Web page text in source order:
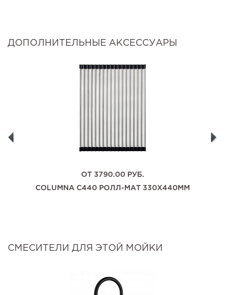
ДОПОЛНИТЕЛЬНЫЕ АКСЕССУАРЫ
ОТ 3790.00РУБ.
COLUMNA C440 РОЛЛ-МАТ 330Х440ММ
СМЕСИТЕЛИ ДЛЯ ЭТОЙ МОЙКИ